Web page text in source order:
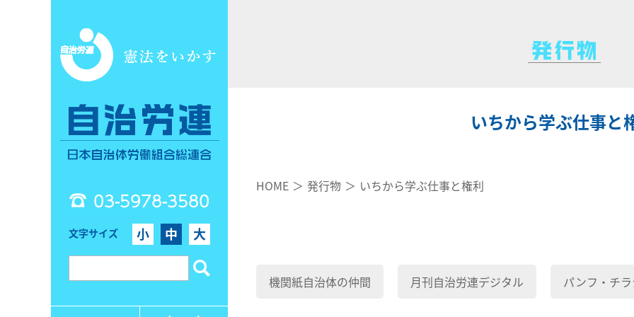
03-5978-3580
文字サイズ 小 中 大
いちから学ぶ仕事と
HOME 発行物 いちから学ぶ仕事と権利
機関紙自治体の仲間 月刊自治労連デジタル パンフ・チ